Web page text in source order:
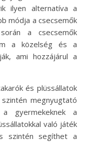
ilyen alternatíva a
módja a csecsemők
a csecsemők
a közelség és a
ami hozzájárul a
és plüssállatok
megnyugtató
gyermekeknek a
való játék
szintén segíthet a